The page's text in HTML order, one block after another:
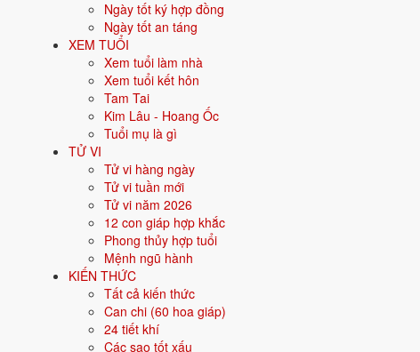
Ngày tốt ký hợp đồng
Ngày tốt an táng
XEM TUỔI
Xem tuổi làm nhà
Xem tuổi kết hôn
Tam Tai
Kim Lâu - Hoang Ốc
Tuổi mụ là gì
TỬ VI
Tử vi hàng ngày
Tử vi tuần mới
Tử vi năm 2026
12 con giáp hợp khắc
Phong thủy hợp tuổi
Mệnh ngũ hành
KIẾN THỨC
Tất cả kiến thức
Can chi (60 hoa giáp)
24 tiết khí
Các sao tốt xấu
Mệnh ngũ hành
Hành tương sinh
Hành tương khắc
Tuổi năm 2026